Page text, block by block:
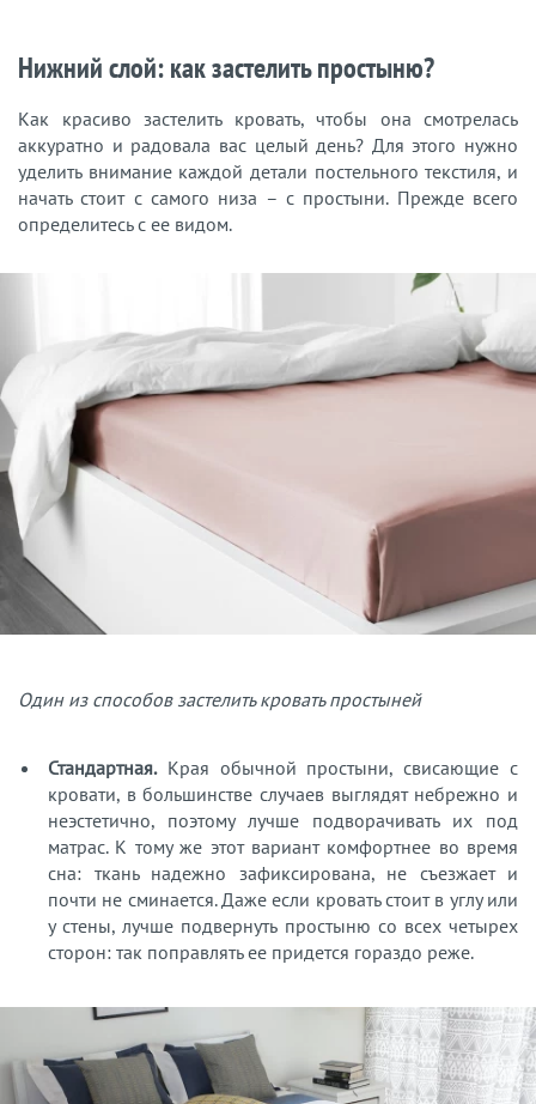
Нижний слой: как застелить простыню?
Как красиво застелить кровать, чтобы она смотрелась
аккуратно и радовала вас целый день? Для этого нужно
уделить внимание каждой детали постельного текстиля, и
начать стоит с самого низа – с простыни. Прежде всего
определитесь с ее видом.
Один из способов застелить кровать простыней
Стандартная.Края обычной простыни, свисающие с
кровати, в большинстве случаев выглядят небрежно и
неэстетично, поэтому лучше подворачивать их под
матрас. К тому же этот вариант комфортнее во время
сна: ткань надежно зафиксирована, не съезжает и
почти не сминается. Даже если кровать стоит в углу или
у стены, лучше подвернуть простыню со всех четырех
сторон: так поправлять ее придется гораздо реже.